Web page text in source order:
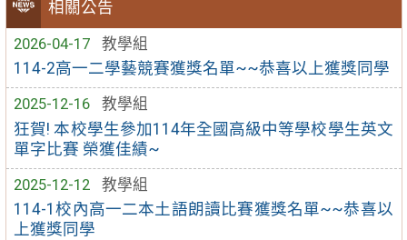
相關公告
2026-04-17
教學組
114-2高一二學藝競賽獲獎名單~~恭喜以上獲獎同學
2025-12-16
教學組
狂賀! 本校學生參加114年全國高級中等學校學生英文
單字比賽 榮獲佳績~
2025-12-12
教學組
114-1校內高一二本土語朗讀比賽獲獎名單~~恭喜以
上獲獎同學